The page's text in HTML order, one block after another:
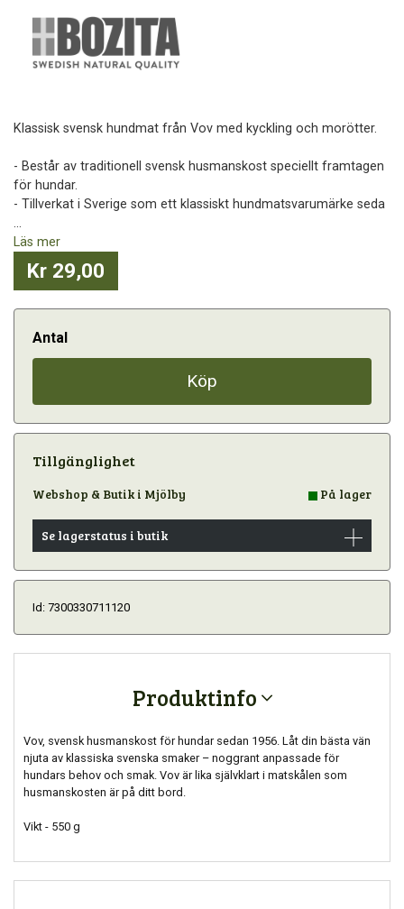
Klassisk svensk hundmat från Vov med kyckling och morötter.
- Består av traditionell svensk husmanskost speciellt framtagen
för hundar.
- Tillverkat i Sverige som ett klassiskt hundmatsvarumärke seda
...
Läs mer
Kr 29,00
Antal
Köp
Tillgänglighet
Webshop & Butik i Mjölby På lager
Se lagerstatus i butik
Id: 7300330711120
Produktinfo
Vov, svensk husmanskost för hundar sedan 1956. Låt din bästa vän
njuta av klassiska svenska smaker – noggrant anpassade för
hundars behov och smak. Vov är lika självklart i matskålen som
husmanskosten är på ditt bord.
Vikt - 550 g